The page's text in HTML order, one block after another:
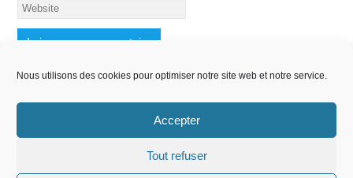
Nous utilisons des cookies pour optimiser notre site web et notre service.
Accepter
Tout refuser